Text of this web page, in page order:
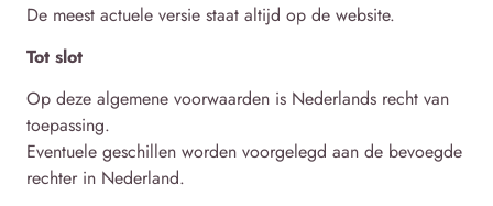
De meest actuele versie staat altijd op de website.
Tot slot
Op deze algemene voorwaarden is Nederlands recht van
toepassing.
Eventuele geschillen worden voorgelegd aan de bevoegde
rechter in Nederland.